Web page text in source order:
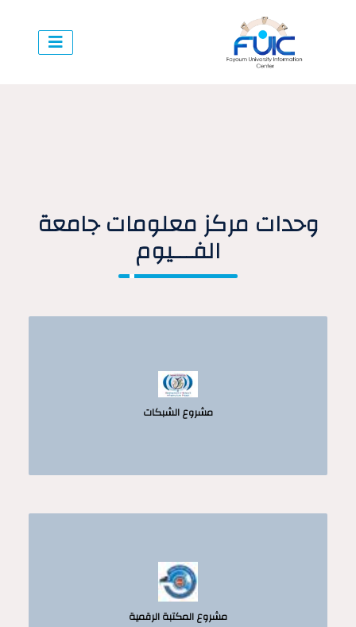
وحدات مركز معلومات جامعة
الفـــيوم
مشروع الشبكات
مشروع المكتبة الرقمية